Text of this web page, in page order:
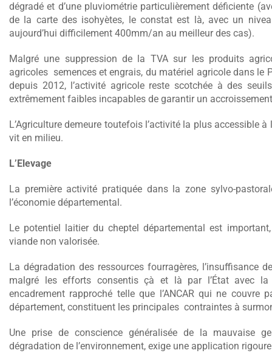
dégradé et d’une pluviométrie particulièrement déficiente
de la carte des isohyètes, le constat est là, avec un
aujourd’hui difficilement 400mm/an au meilleur des cas).
Malgré une suppression de la TVA sur les produits
agricoles semences et engrais, du matériel agricole dans le
depuis 2012, l’activité agricole reste scotchée à des
extrêmement faibles incapables de garantir un
L’Agriculture demeure toutefois l’activité la plus accessible
vit en milieu.
L’Elevage
La première activité pratiquée dans la zone sylvo-
l’économie départemental.
Le potentiel laitier du cheptel départemental est
viande non valorisée.
La dégradation des ressources fourragères, l’insuffisance
malgré les efforts consentis çà et là par l’État avec
encadrement rapproché telle que l’ANCAR qui ne couvre
département, constituent les principales contraintes à
Une prise de conscience généralisée de la mauvaise
dégradation de l’environnement, exige une application